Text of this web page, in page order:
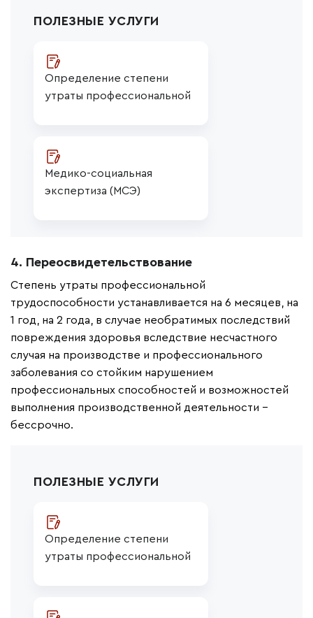
ПОЛЕЗНЫЕ УСЛУГИ
Определение степени
утраты профессиональной
Медико-социальная
экспертиза (МСЭ)
4. Переосвидетельствование
Степень утраты профессиональной
трудоспособности устанавливается на 6 месяцев, на
1 год, на 2 года, в случае необратимых последствий
повреждения здоровья вследствие несчастного
случая на производстве и профессионального
заболевания со стойким нарушением
профессиональных способностей и возможностей
выполнения производственной деятельности -
бессрочно.
ПОЛЕЗНЫЕ УСЛУГИ
Определение степени
утраты профессиональной